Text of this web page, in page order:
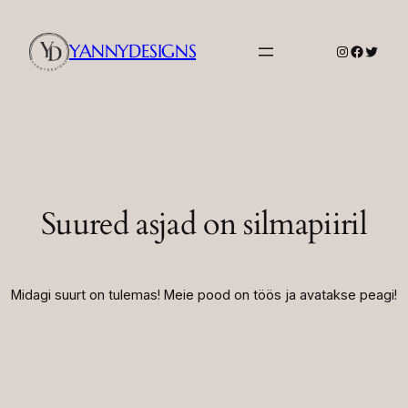
YANNYDESIGNS Instagram
Facebook
Twitter
Suured asjad on silmapiiril
Midagi suurt on tulemas! Meie pood on töös ja avatakse peagi!